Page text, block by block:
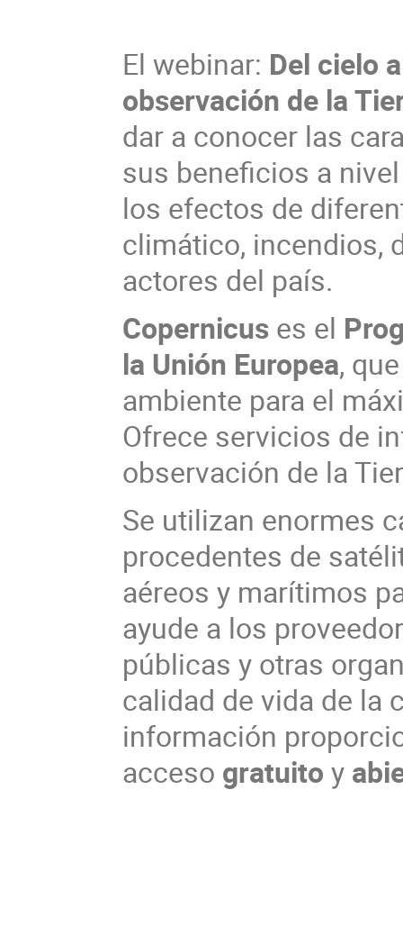
El webinar: Del cielo
observación de la
dar a conocer las
sus beneficios a
los efectos de
climático, incendios,
actores del país.
Copernicus es el
la Unión Europea,
ambiente para el
Ofrece servicios de
observación de la
Se utilizan enormes
procedentes de
aéreos y marítimos
ayude a los
públicas y otras
calidad de vida de la
información
acceso gratuito y